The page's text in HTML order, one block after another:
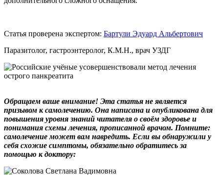
Статья проверена экспертом: Бартули Эдуард Альбертович
Паразитолог, гастроэнтеролог, К.М.Н., врач УЗДГ
Обращаем ваше внимание! Эта статья не является
призывом к самолечению. Она написана и опубликована для
повышения уровня знаний читателя о своём здоровье и
понимания схемы лечения, прописанной врачом. Помните:
самолечение может вам навредить. Если вы обнаружили у
себя схожие симптомы, обязательно обратитесь за
помощью к доктору: